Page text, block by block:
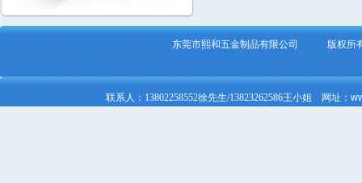
东莞市熙和五金制品有限公司 版
联系人： 13802258552徐先生/13823262586王小姐 网址：